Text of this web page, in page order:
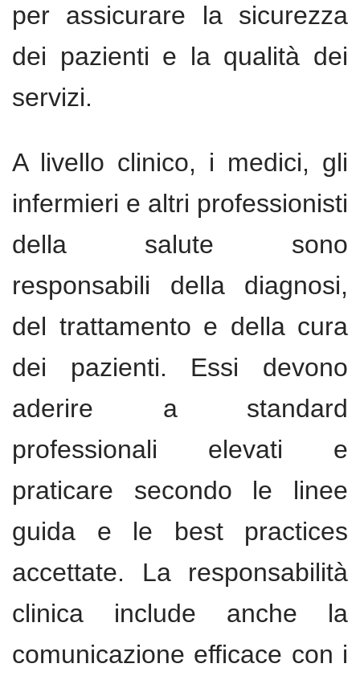
per assicurare la sicurezza
dei pazienti e la qualità dei
servizi.
A livello clinico, i medici, gli
infermieri e altri professionisti
della salute sono
responsabili della diagnosi,
del trattamento e della cura
dei pazienti. Essi devono
aderire a standard
professionali elevati e
praticare secondo le linee
guida e le best practices
accettate. La responsabilità
clinica include anche la
comunicazione efficace con i